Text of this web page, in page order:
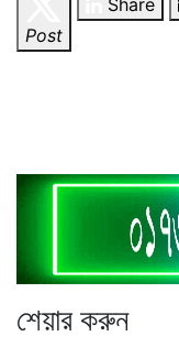
Post
শেয়ার করুন